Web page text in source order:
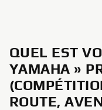
QUEL EST
YAMAHA »
ROUTE,